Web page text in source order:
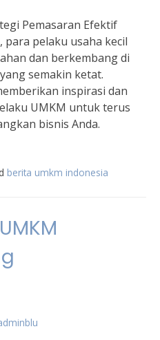
Pemasaran Efektif
pelaku usaha kecil
dan berkembang di
semakin ketat.
inspirasi dan
UMKM untuk terus
bisnis Anda.
berita umkm indonesia